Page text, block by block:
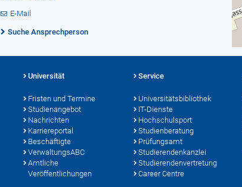
E-Mail
Suche Ansprechperson
Universität
Fristen und Termine
Studienangebot
Nachrichten
Karriereportal
Beschäftigte
VerwaltungsABC
Amtliche
Veröffentlichungen
Service
Universitätsbibliothek
IT-Dienste
Hochschulsport
Studienberatung
Prüfungsamt
Studierendenkanzlei
Studierendenvertretung
Career Centre